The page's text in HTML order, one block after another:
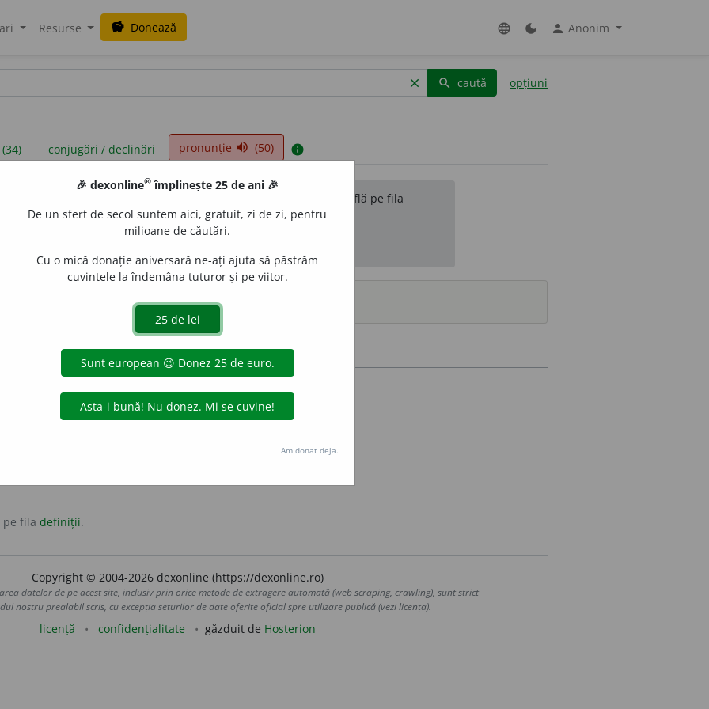
Resurse savings Donează language dark_mode person Anonim
clear search caută opțiuni
conjugări / declinări pronunție volume_up (50) info
sunt compilate de echipa dexonline. Definițiile originale se află pe fila
reordona filele pe pagina depreferințe.
surse
a se manifesta.
viețui
pe fila definiții.
Copyright © 2004-2026 dexonline (https://dexonline.ro)
datelor de pe acest site, inclusiv prin orice metode de extragere automată (web scraping, crawling), sunt strict
nostru prealabil scris, cu excepția seturilor de date oferite oficial spre utilizare publică (vezi licența).
licență confidențialitate găzduit de Hosterion
🎉 dexonline® împlinește 25 de ani 🎉
De un sfert de secol suntem aici, gratuit, zi de zi, pentru
milioane de căutări.
Cu o mică donație aniversară ne-ați ajuta să păstrăm
cuvintele la îndemâna tuturor și pe viitor.
Am donat deja.